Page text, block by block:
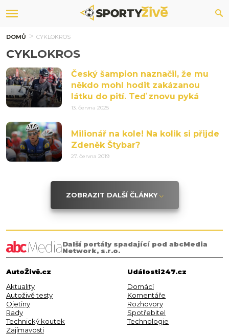
DOMŮ CYKLOKROS
CYKLOKROS
Český šampion naznačil, že mu
někdo mohl hodit zakázanou
látku do pití. Teď znovu pyká
13. června 2025
Milionář na kole! Na kolik si přijde
Zdeněk Štybar?
27. června 2019
ZOBRAZIT DALŠÍ ČLÁNKY
Další portály spadající pod abcMedia
Network, s.r.o.
AutoŽivě.cz
Aktuality
Autoživě testy
Ojetiny
Rady
Technický koutek
Zajímavosti
Události247.cz
Domácí
Komentáře
Rozhovory
Spotřebitel
Technologie